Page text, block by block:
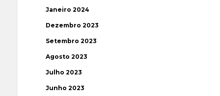
Janeiro 2024
Dezembro 2023
Setembro 2023
Agosto 2023
Julho 2023
Junho 2023